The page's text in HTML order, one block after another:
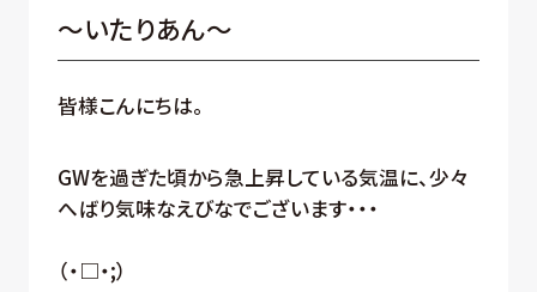
～いたりあん～
皆様こんにちは。
GWを過ぎた頃から急上昇している気温に、少々
へばり気味なえびなでございます・・・
（・□・;）